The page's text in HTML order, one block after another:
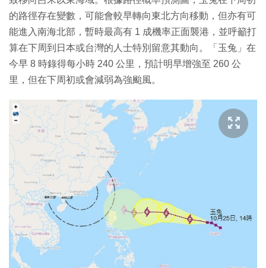
的路徑存在變數，可能會較早轉向東北方向移動，但亦有可
能進入南海北部，暫時最高有 1 成機率正面襲港，並呼籲打
算在下周到日本或台灣的人士特別留意其動向。「玉兔」在
今早 8 時錄得每小時 240 公里，預計明早增強至 260 公
里，但在下周初或會減弱為強颱風。